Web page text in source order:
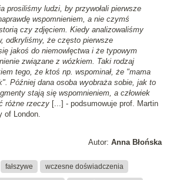
prosiliśmy ludzi, by przywołali pierwsze
wspomnieniem, a nie czymś
czy zdjęciem. Kiedy analizowaliśmy
odkryliśmy, że często pierwsze
jakoś do niemowlęctwa i że typowym
związane z wózkiem. Taki rodzaj
tego, że ktoś np. wspominał, że "mama
Później dana osoba wyobraża sobie, jak to
stają się wspomnieniem, a człowiek
różne rzeczy [...] - podsumowuje prof. Martin
of London.
Autor: Anna Błońska
fałszywe wczesne doświadczenia